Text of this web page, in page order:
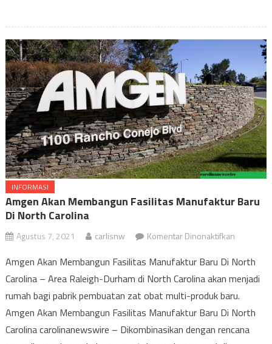
INFORMASI
Amgen Akan Membangun Fasilitas Manufaktur Baru
Di North Carolina
Agustus 7, 2021 carlisnw Komentar Dinonaktifkanpada
Akan
Fasilitas
Baru
Amgen Akan Membangun Fasilitas Manufaktur Baru Di North
Carolina – Area Raleigh-Durham di North Carolina akan menjadi
rumah bagi pabrik pembuatan zat obat multi-produk baru.
Amgen Akan Membangun Fasilitas Manufaktur Baru Di North
Carolina carolinanewswire – Dikombinasikan dengan rencana